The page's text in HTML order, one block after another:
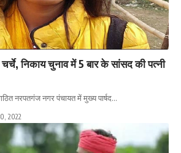
निकाय चुनाव में 5 बार के सांसद की पत्नी
नरपतगंज नगर पंचायत में मुख्य पार्षद…
2022